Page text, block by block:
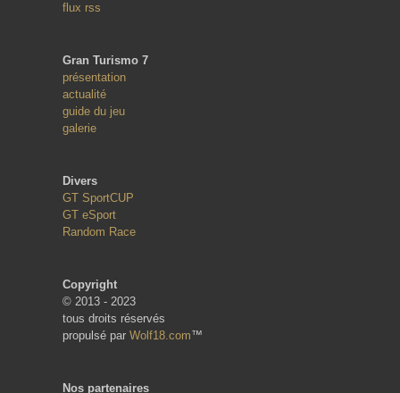
flux rss
Gran Turismo 7
présentation
actualité
guide du jeu
galerie
Divers
GT SportCUP
GT eSport
Random Race
Copyright
© 2013 - 2023
tous droits réservés
propulsé par Wolf18.com™
Nos partenaires